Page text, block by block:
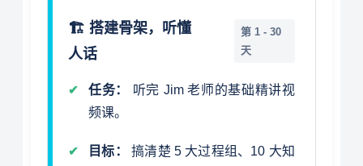
🏗️ 搭建骨架，听懂
人话
第 1 - 30
天
任务：
听完 Jim 老师的基础精讲视
频课。
目标：
搞清楚 5 大过程组、10 大知